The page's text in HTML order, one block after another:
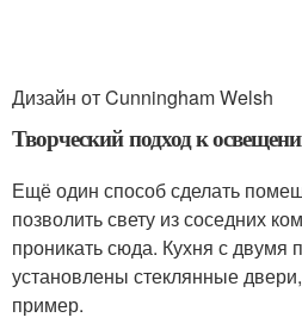
Дизайн от Cunningham Welsh
Творческий подход к
Ещё один способ сделать
позволить свету из соседних
проникать сюда. Кухня с двумя
установлены стеклянные
пример.